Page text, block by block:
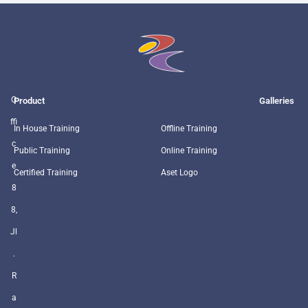
O
ffi
c
e
8
8,
Jl
.
R
a
Product
In House Training
Public Training
Certified Training
Galleries
Offline Training
Online Training
Aset Logo